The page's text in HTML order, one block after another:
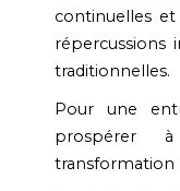
continuelles
répercussions
traditionnelles.
Pour une
prospérer
transformation